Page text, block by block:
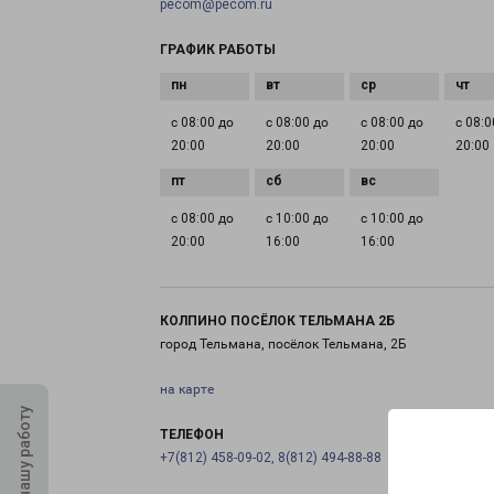
pecom@pecom.ru
ГРАФИК РАБОТЫ
с 08:00 до
20:00
с 08:00 до
20:00
с 08:00 до
20:00
с
20:00
с 08:00 до
20:00
с 10:00 до
16:00
с 10:00 до
16:00
КОЛПИНО ПОСЁЛОК ТЕЛЬМАНА 2Б
город Тельмана, посёлок Тельмана, 2Б
на карте
ТЕЛЕФОН
+7(812) 458-09-02, 8(812) 494-88-88